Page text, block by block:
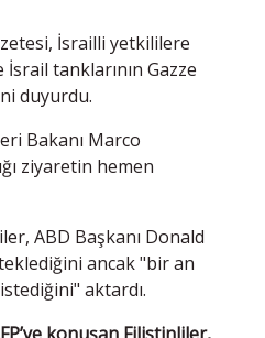
İsrailli yetkililere
İsrail tanklarının Gazze
duyurdu.
Bakanı Marco
ziyaretin hemen
ABD Başkanı Donald
ancak "bir an
aktardı.